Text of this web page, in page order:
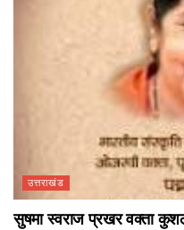
उत्तराखंड
सुषमा स्वराज प्रखर वक्ता